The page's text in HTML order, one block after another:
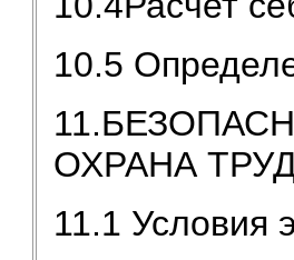
10.5
ОХРАНА
11.1 Условия